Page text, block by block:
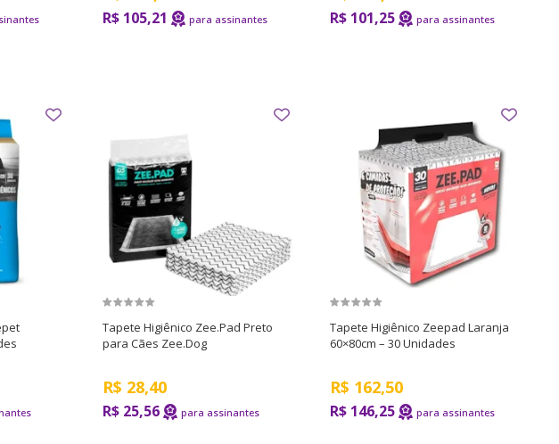
R$ 105,21 R$ 101,25
Tapete Higiênico Zee.Pad Preto
para Cães Zee.Dog
R$ 28,40
R$ 25,56
Tapete Higiênico Zeepad Laranja
60×80cm – 30 Unidades
R$ 162,50
R$ 146,25